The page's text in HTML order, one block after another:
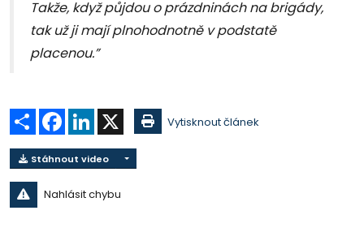
Takže, když půjdou o prázdninách na brigády,
tak už ji mají plnohodnotně v podstatě
placenou.”
Sdílet Facebook
LinkedIn Vytisknout článek
Stáhnout video
Nahlásit chybu